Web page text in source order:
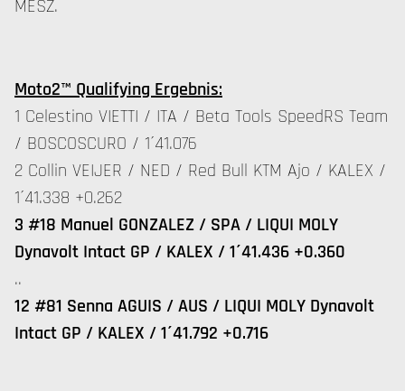
MESZ.
Moto2™ Qualifying Ergebnis:
1 Celestino VIETTI / ITA / Beta Tools SpeedRS Team
/ BOSCOSCURO / 1´41.076
2 Collin VEIJER / NED / Red Bull KTM Ajo / KALEX /
1´41.338 +0.262
3 #18 Manuel GONZALEZ / SPA / LIQUI MOLY
Dynavolt Intact GP / KALEX / 1´41.436 +0.360
..
12 #81 Senna AGUIS / AUS / LIQUI MOLY Dynavolt
Intact GP / KALEX / 1´41.792 +0.716